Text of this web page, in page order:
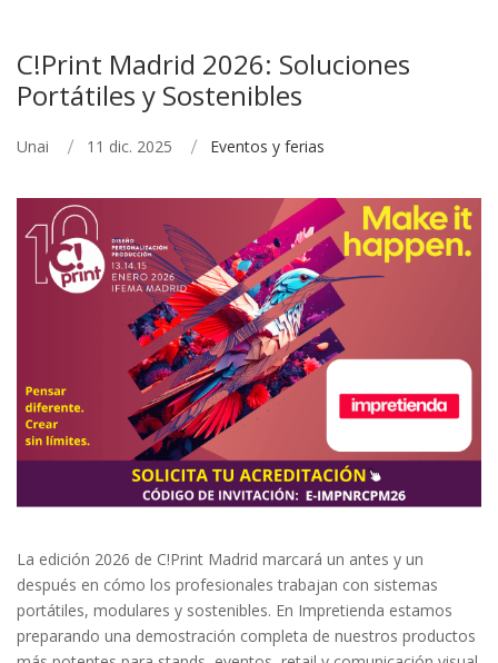
C!Print Madrid 2026: Soluciones
Portátiles y Sostenibles
Unai 11 dic. 2025 Eventos y ferias
La edición 2026 de C!Print Madrid marcará un antes y un
después en cómo los profesionales trabajan con sistemas
portátiles, modulares y sostenibles. En Impretienda estamos
preparando una demostración completa de nuestros productos